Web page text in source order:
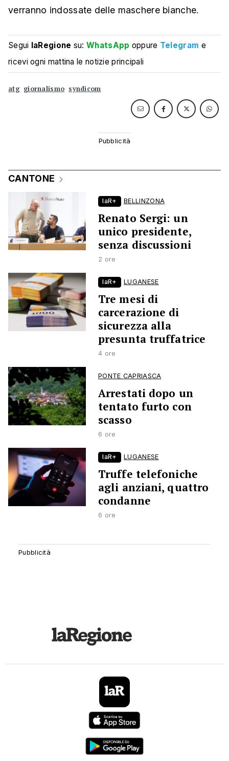
verranno indossate delle maschere bianche.
Segui laRegione su:WhatsApp oppure Telegram e
ricevi ogni mattina le notizie principali
atg giornalismo syndicom
CANTONE
laR+ BELLINZONA
Renato Sergi: un
unico presidente,
senza discussioni
2 ore
laR+ LUGANESE
Tre mesi di
carcerazione di
sicurezza alla
presunta truffatrice
4 ore
PONTE CAPRIASCA
Arrestati dopo un
tentato furto con
scasso
6 ore
laR+ LUGANESE
Truffe telefoniche
agli anziani, quattro
condanne
6 ore